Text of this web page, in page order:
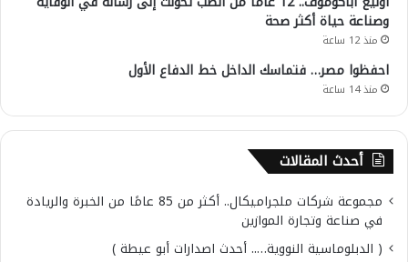
وصناعة حياة أكثر صحة
منذ 12 ساعة
احفظوا مصر… فتماسك الداخل خط الدفاع الأول
منذ 14 ساعة
أحدث المقالات
مجموعة شركات ملجراميكال.. أكثر من 85 عامًا من الخبرة والريادة
في صناعة وتجارة الموازين
( الدبلوماسية النووية….. أحدث اصدارات أبو عيطة )